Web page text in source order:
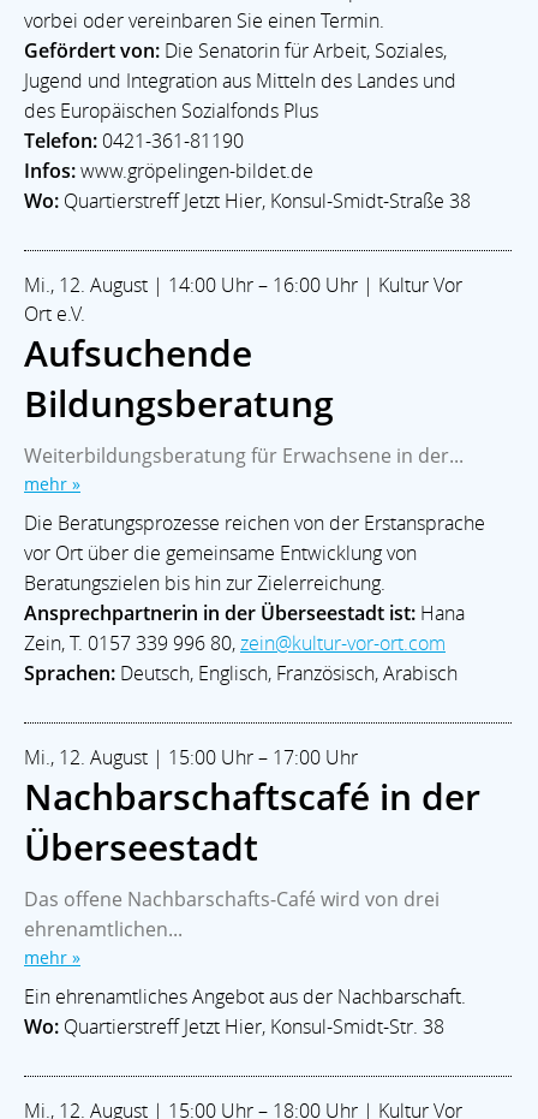
vorbei oder vereinbaren Sie einen Termin.
Gefördert von: Die Senatorin für Arbeit, Soziales,
Jugend und Integration aus Mitteln des Landes und
des Europäischen Sozialfonds Plus
Telefon: 0421-361-81190
Infos:www.gröpelingen-bildet.de
Wo: Quartierstreff Jetzt Hier, Konsul-Smidt-Straße 38
Mi., 12. August | 14:00 Uhr – 16:00 Uhr | Kultur Vor
Ort e.V.
Aufsuchende
Bildungsberatung
Weiterbildungsberatung für Erwachsene in der...
mehr »
Die Beratungsprozesse reichen von der Erstansprache
vor Ort über die gemeinsame Entwicklung von
Beratungszielen bis hin zur Zielerreichung.
Ansprechpartnerin in der Überseestadt ist: Hana
Zein, T. 0157 339 996 80,zein@kultur-vor-ort.com
Sprachen: Deutsch, Englisch, Französisch, Arabisch
Mi., 12. August | 15:00 Uhr – 17:00 Uhr
Nachbarschaftscafé in der
Überseestadt
Das offene Nachbarschafts-Café wird von drei
ehrenamtlichen...
mehr »
Ein ehrenamtliches Angebot aus der Nachbarschaft.
Wo: Quartierstreff Jetzt Hier, Konsul-Smidt-Str. 38
Mi., 12. August | 15:00 Uhr – 18:00 Uhr | Kultur Vor